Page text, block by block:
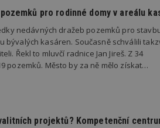
pro rodinné domy v areálu
nedávných dražeb pozemků pro
bývalých kasáren. Současně schválili
Řekl to mluvčí radnice Jan Jireš. Z 34
pozemků. Město by za ně mělo získat…
projektů? Kompetenční
soubory Soubory cílení Funkční
základní funkce webových stránek, jako je
souborů cookie správně používat.
Hotjar Ltd
www.estav.cz
2
minuty
Tento soubor cookie
Hotjar o tom, zda je